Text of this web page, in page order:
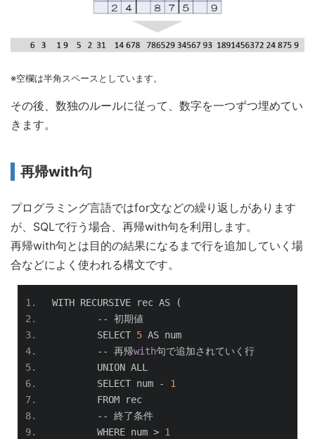
※空欄は半角スペースとしています。
その後、数独のルールに従って、数字を一つずつ埋めてい
きます。
再帰with句
プログラミング言語ではfor文などの繰り返しがあります
が、SQLで行う場合、再帰with句を利用します。
再帰with句とは目的の結果になるまで行を追加していく場
合などによく使われる構文です。
WITH RECURSIVE rec AS
(
--
初期値
	SELECT
5 AS num
--
再帰with句で追加されていく行
	UNION ALL
	SELECT num
-
1
	FROM rec
--
終了条件
	WHERE num
> 1